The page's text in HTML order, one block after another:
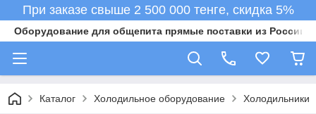
При заказе свыше 2 500 000 тенге, скидка 5%
Оборудование для общепита прямые поставки из России в
Каталог Холодильное оборудование Холодильники